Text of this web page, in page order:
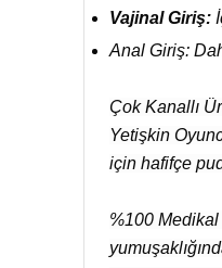
Vajinal Giriş:
Anal Giriş:
Çok Kanallı
Yetişkin
için hafifçe
%100 Medikal